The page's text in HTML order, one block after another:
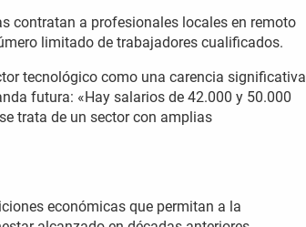
contratan a profesionales locales en remoto
limitado de trabajadores cualificados.
tecnológico como una carencia significativa
futura: «Hay salarios de 42.000 y 50.000
trata de un sector con amplias
económicas que permitan a la